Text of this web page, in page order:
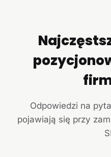
Odpowiedzi na
pojawiają się przy